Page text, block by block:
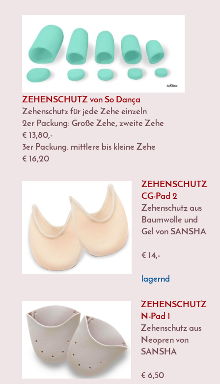
ZEHENSCHUTZ von So Dança
Zehenschutz für jede Zehe einzeln
2er Packung: Große Zehe, zweite Zehe
€ 13,80,-
3er Packung. mittlere bis kleine Zehe
€ 16,20
ZEHENSCHUTZ
CG-Pad 2
Zehenschutz aus
Baumwolle und
Gel von SANSHA
€ 14,-
lagernd
ZEHENSCHUTZ
N-Pad 1
Zehenschutz aus
Neopren von
SANSHA
€ 6,50